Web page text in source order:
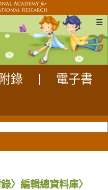
☰
錄
電子書
〉編輯總資料庫〉